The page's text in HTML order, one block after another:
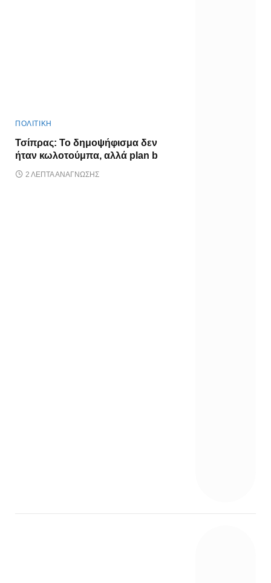
ΠΟΛΙΤΙΚΗ
Τσίπρας: Το δημοψήφισμα δεν
ήταν κωλοτούμπα, αλλά plan b
2 ΛΕΠΤΆ ΑΝΆΓΝΩΣΗΣ